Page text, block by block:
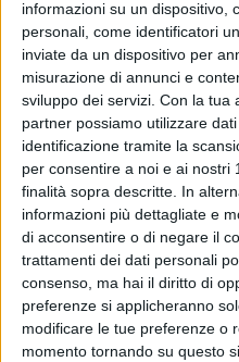
informazioni su un dispositivo,
personali, come identificatori
inviate da un dispositivo per
misurazione di annunci e
sviluppo dei servizi. Con la tua
partner possiamo utilizzare
identificazione tramite la
per consentire a noi e ai
finalità sopra descritte. In
informazioni più dettagliate e
di acconsentire o di negare il
trattamenti dei dati personali
consenso, ma hai il diritto di
preferenze si applicheranno
modificare le tue preferenze o
momento tornando su questo
mano di uno sconosciuto,
essendo videosorvegliata e
potuto muoversi indisturbato.
Sono passati quattro mesi
sopralluogo e ad oggi,
ricevuto nessuna risposta.
di entrare ugualmente nello
sorvolato e ripreso nel
particolare quello che resta
scempio perpetrato
dall'assessorato allo sport.
commenti».